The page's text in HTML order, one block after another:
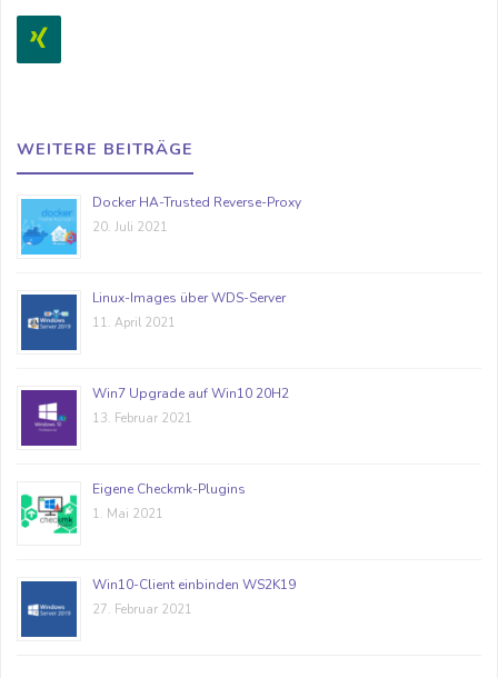
WEITERE BEITRÄGE
Docker HA-Trusted Reverse-Proxy
20. Juli 2021
Linux-Images über WDS-Server
11. April 2021
Win7 Upgrade auf Win10 20H2
13. Februar 2021
Eigene Checkmk-Plugins
1. Mai 2021
Win10-Client einbinden WS2K19
27. Februar 2021